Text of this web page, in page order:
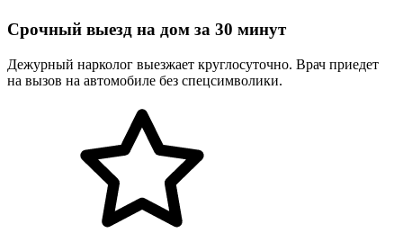
Срочный выезд на дом за 30 минут
Дежурный нарколог выезжает круглосуточно. Врач приедет
на вызов на автомобиле без спецсимволики.